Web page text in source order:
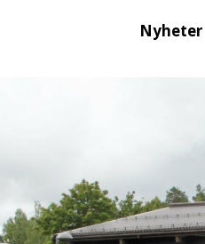
Nyheter